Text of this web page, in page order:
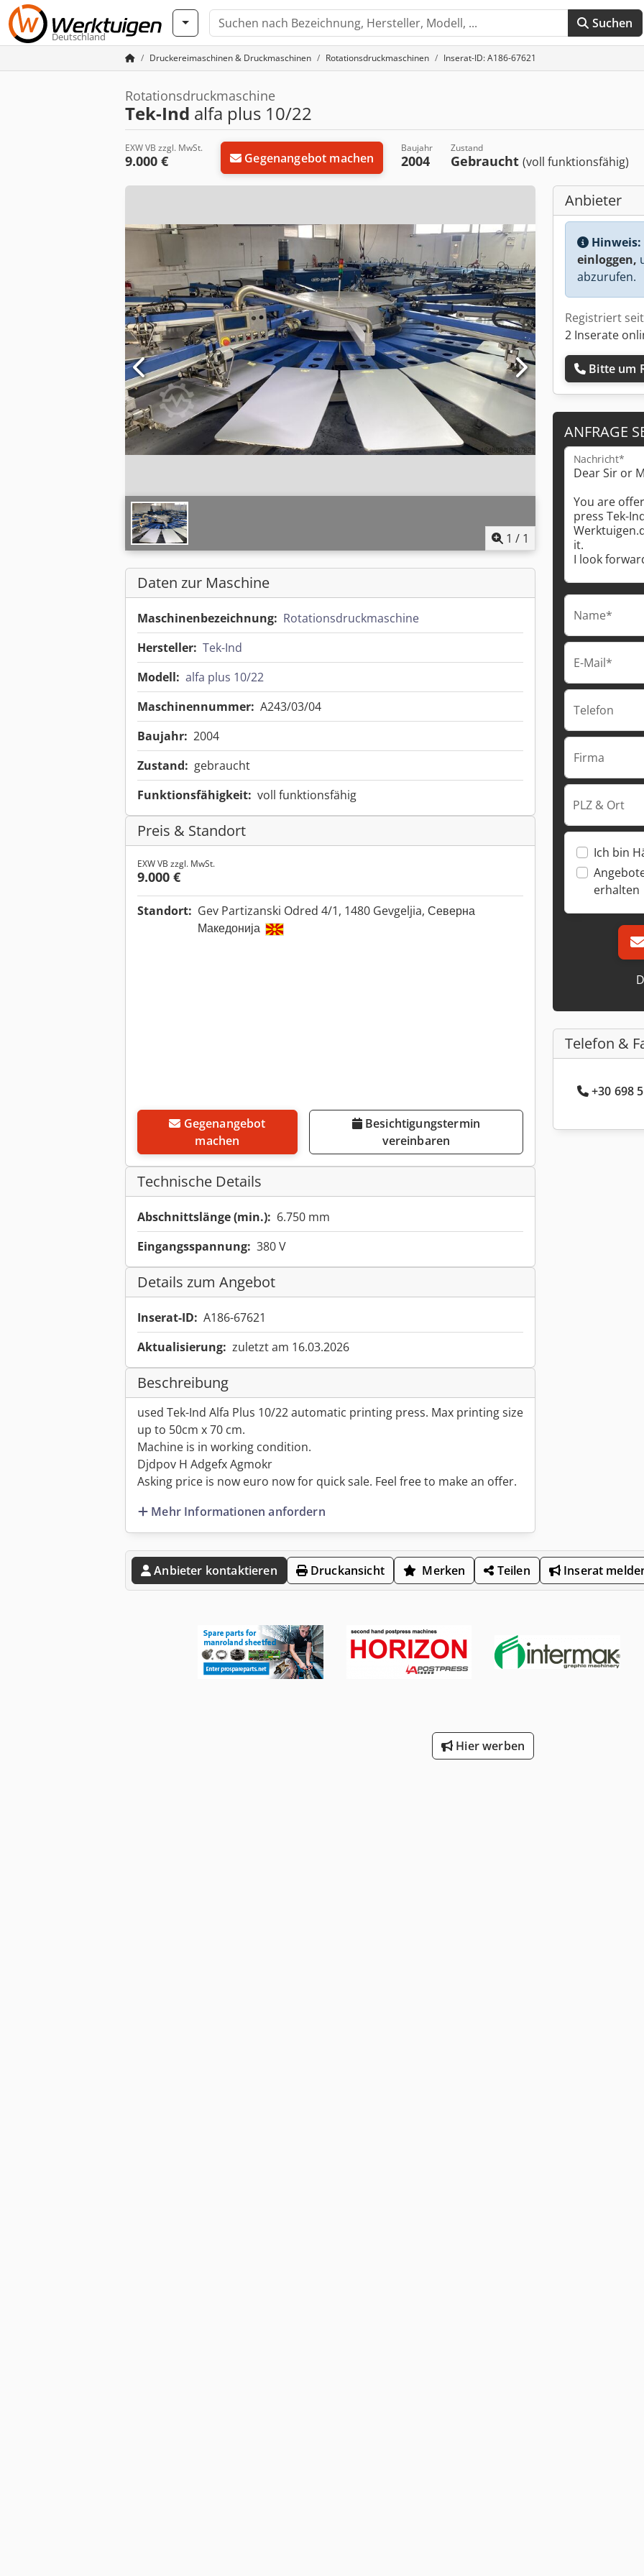
Deutschland
Suchen
Druckereimaschinen & Druckmaschinen Rotationsdruckmaschinen Inserat-ID: A186-67621
Rotationsdruckmaschine
Tek-Ind alfa plus 10/22
EXW VB zzgl. MwSt.
9.000 € Gegenangebot machen
Baujahr
2004
Zustand
Gebraucht(voll funktionsfähig)
1 / 1
Daten zur Maschine
Maschinenbezeichnung: Rotationsdruckmaschine
Hersteller: Tek-Ind
Modell: alfa plus 10/22
Maschinennummer: A243/03/04
Baujahr: 2004
Zustand: gebraucht
Funktionsfähigkeit: voll funktionsfähig
Preis & Standort
EXW VB zzgl. MwSt.
9.000 €
Standort: Gev Partizanski Odred 4/1, 1480 Gevgeljia, Северна
Македонија
machen
Besichtigungstermin
vereinbaren
Technische Details
Abschnittslänge (min.): 6.750 mm
Eingangsspannung: 380 V
Details zum Angebot
Inserat-ID: A186-67621
Aktualisierung: zuletzt am 16.03.2026
Beschreibung
used Tek-Ind Alfa Plus 10/22 automatic printing press. Max printing size
up to 50cm x 70 cm.
Machine is in working condition.
Djdpov H Adgefx Agmokr
Asking price is now euro now for quick sale. Feel free to make an offer.
Mehr Informationen anfordern
Anbieter
Hinweis:
einloggen,
abzurufen.
Registriert
2 Inserate
Bitte um
ANFRAGE
Nachricht*
Name*
E-Mail*
Telefon
Firma
PLZ & Ort
Ich bin
erhalten
Telefon &
+30 698
Anbieter kontaktieren Druckansicht Merken Teilen Inserat
Hier werben